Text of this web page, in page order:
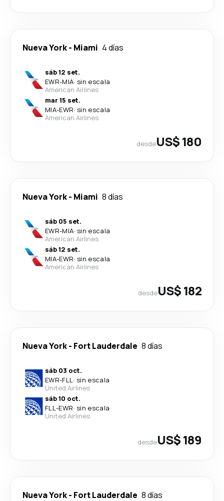
Nueva York- Miami 4 días
sáb 12 set.
EWR-MIA· sin escala
American Airlines
mar 15 set.
MIA-EWR· sin escala
American Airlines
desdeUS$ 180
Nueva York- Miami 8 días
sáb 05 set.
EWR-MIA· sin escala
American Airlines
sáb 12 set.
MIA-EWR· sin escala
American Airlines
desdeUS$ 182
Nueva York- Fort Lauderdale 8 días
sáb 03 oct.
EWR-FLL· sin escala
United Airlines
sáb 10 oct.
FLL-EWR· sin escala
United Airlines
desdeUS$ 189
Nueva York- Fort Lauderdale 8 días